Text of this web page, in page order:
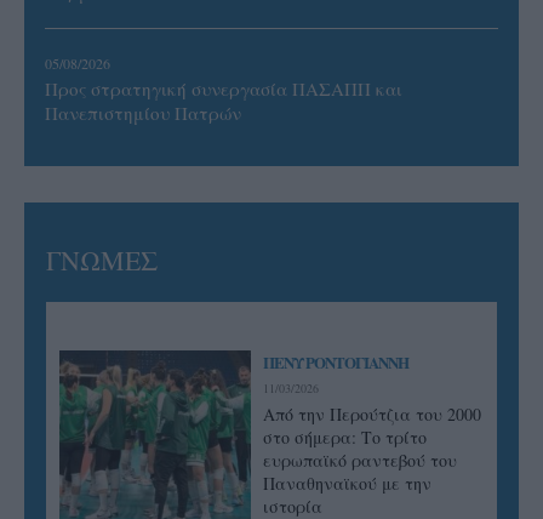
05/08/2026
Προς στρατηγική συνεργασία ΠΑΣΑΠΠ και
Πανεπιστημίου Πατρών
ΓΝΩΜΕΣ
ΠΕΝΥ ΡΟΝΤΟΓΙΑΝΝΗ
11/03/2026
Από την Περούτζια του 2000
στο σήμερα: Tο τρίτο
ευρωπαϊκό ραντεβού του
Παναθηναϊκού με την
ιστορία